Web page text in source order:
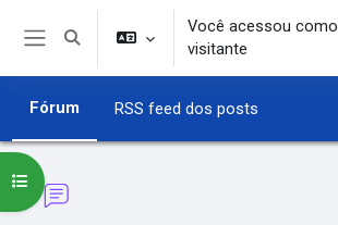
Ir para o conteúdo principal
Alternar entrada de pesquisa
Você acessou como
visitante
Fórum RSS feed dos posts
Abrir índice do curso